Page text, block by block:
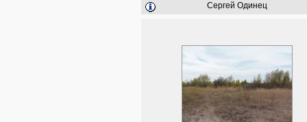
Сергей Одинец